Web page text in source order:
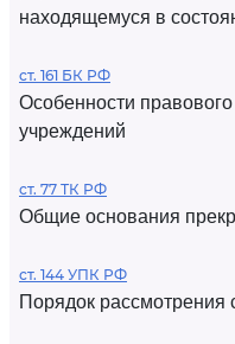
находящемуся в
ст. 161 БК РФ
Особенности
учреждений
ст. 77 ТК РФ
Общие основания
ст. 144 УПК РФ
Порядок рассмотрения